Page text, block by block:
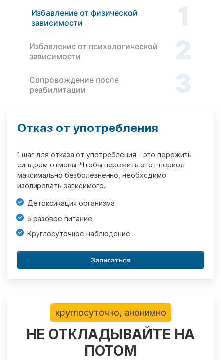
Избавление от физической
зависимости
1
Избавление от психологической
зависимости
2
Сопровождение после
реабилитации
3
Отказ от употребления
1 шаг для отказа от употребления - это пережить
синдром отмены. Чтобы пережить этот период
максимально безболезненно, необходимо
изолировать зависимого.
Детоксикация организма
5 разовое питание
Круглосуточное наблюдение
Записаться
круглосуточно, анонимно
НЕ ОТКЛАДЫВАЙТЕ НА
ПОТОМ